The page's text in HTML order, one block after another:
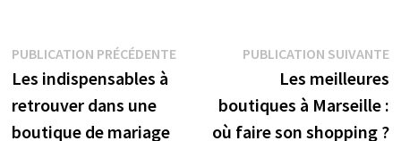
Navigation
de
l’article
PUBLICATION PRÉCÉDENTEPublication
Les indispensables à
retrouver dans une
boutique de mariage
PUBLICATION SUIVANTE
Les meilleures
boutiques à Marseille :
où faire son shopping ?